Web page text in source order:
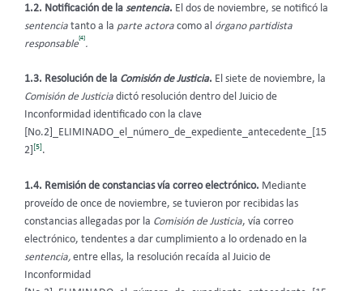
1.2. Notificación de la sentencia. El dos de noviembre, se notificó la
sentencia tanto a la parte actora como al órgano partidista
responsable
[4]
.
1.3. Resolución de la Comisión de Justicia. El siete de noviembre, la
Comisión de Justicia dictó resolución dentro del Juicio de
Inconformidad identificado con la clave
[No.2]_ELIMINADO_el_número_de_expediente_antecedente_[15
2] [5].
1.4. Remisión de constancias vía correo electrónico. Mediante
proveído de once de noviembre, se tuvieron por recibidas las
constancias allegadas por la Comisión de Justicia, vía correo
electrónico, tendentes a dar cumplimiento a lo ordenado en la
sentencia, entre ellas, la resolución recaída al Juicio de
Inconformidad